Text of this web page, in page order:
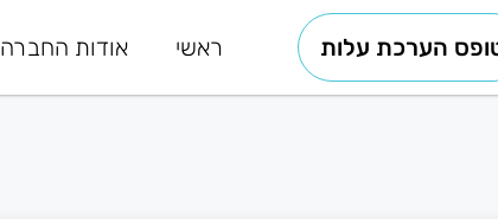
הערכת עלות ראשי אודות החברה